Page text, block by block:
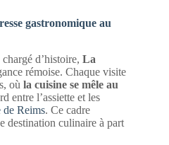
gastronomique au
d’histoire, La
rémoise. Chaque visite
où la cuisine se mêle au
entre l’assiette et les
de Reims. Ce cadre
destination culinaire à part